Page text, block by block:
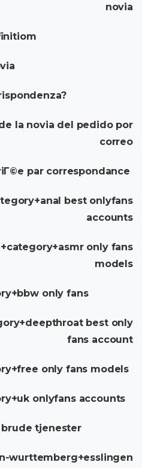
novia
la novia del pedido por
correo
par correspondance
best onlyfans
accounts
only fans
models
only fans
best only
fans account
only fans models
onlyfans accounts
tjenester
wurttemberg+esslingen